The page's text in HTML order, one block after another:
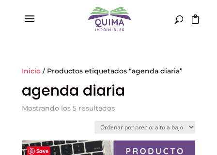
Inicio/ Productos etiquetados “agenda diaria”
agenda diaria
Mostrando los 5 resultadosOrdenado
precio:
alto
Save